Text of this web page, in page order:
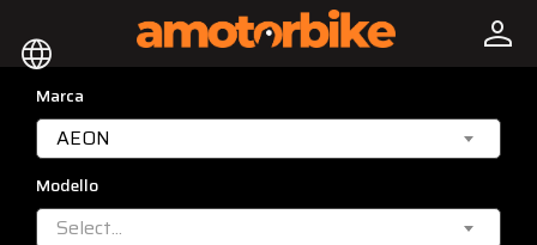
language person
Marca
AEON
Modello
Select...